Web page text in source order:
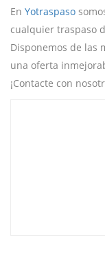
En Yotraspaso
cualquier traspaso
Disponemos de las
una oferta
¡Contacte con